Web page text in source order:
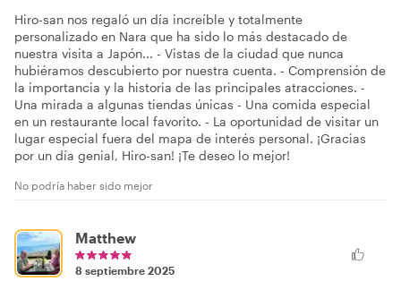
Hiro-san nos regaló un día increíble y totalmente
personalizado en Nara que ha sido lo más destacado de
nuestra visita a Japón... - Vistas de la ciudad que nunca
hubiéramos descubierto por nuestra cuenta. - Comprensión de
la importancia y la historia de las principales atracciones. -
Una mirada a algunas tiendas únicas - Una comida especial
en un restaurante local favorito. - La oportunidad de visitar un
lugar especial fuera del mapa de interés personal. ¡Gracias
por un día genial, Hiro-san! ¡Te deseo lo mejor!
No podría haber sido mejor
Matthew
8 septiembre 2025